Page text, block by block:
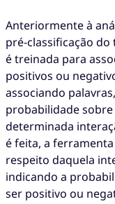
Anteriormente à
pré-classificação
é treinada para
positivos ou
associando
probabilidade
determinada
é feita, a
respeito daquela
indicando a
ser positivo ou